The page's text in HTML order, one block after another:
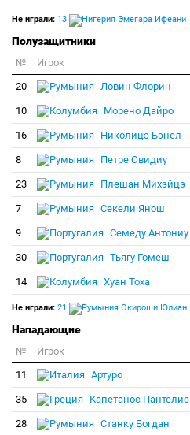
Не играли: 13 Эмегара Ифеани
Полузащитники
№ Игрок
20
Ловин Флорин
10 Морено Дайро
16 Николицэ Бэнел
8 Петре Овидиу
23 Плешан Михэйцэ
7 Секели Янош
9 Семеду Антониу
30 Тьягу Гомеш
14 Хуан Тоха
Не играли: 21 Окироши Юлиан
Нападающие
№ Игрок
11
Артуро
35 Капетанос Пантелис
28 Станку Богдан